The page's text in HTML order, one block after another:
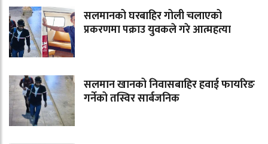
सलमानको घरबाहिर गोली चलाएको
प्रकरणमा पक्राउ युवकले गरे आत्महत्या
सलमान खानको निवासबाहिर हवाई फायरिङ
गर्नेको तस्विर सार्बजनिक